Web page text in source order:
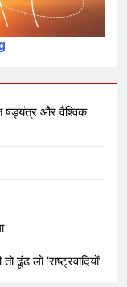
षड्यंत्र और वैश्विक
ढूंढ लो ‘राष्ट्रवादियों’